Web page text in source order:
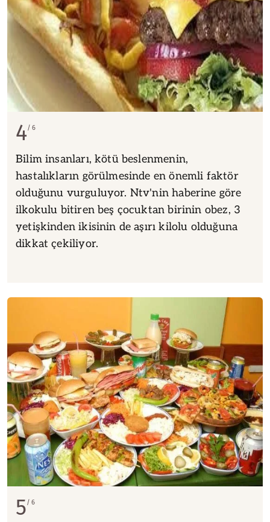
4 6
Bilim insanları, kötü beslenmenin,
hastalıkların görülmesinde en önemli faktör
olduğunu vurguluyor. Ntv'nin haberine göre
ilkokulu bitiren beş çocuktan birinin obez, 3
yetişkinden ikisinin de aşırı kilolu olduğuna
dikkat çekiliyor.
5 6